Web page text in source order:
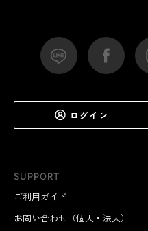
SUPPORT
ご利用ガイド
お問い合わせ（個人・法人）
ログイン